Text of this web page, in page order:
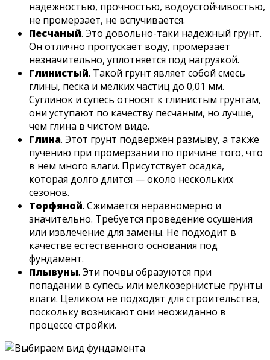
надежностью, прочностью, водоустойчивостью,
не промерзает, не вспучивается.
Песчаный. Это довольно-таки надежный грунт.
Он отлично пропускает воду, промерзает
незначительно, уплотняется под нагрузкой.
Глинистый. Такой грунт являет собой смесь
глины, песка и мелких частиц до 0,01 мм.
Суглинок и супесь относят к глинистым грунтам,
они уступают по качеству песчаным, но лучше,
чем глина в чистом виде.
Глина. Этот грунт подвержен размыву, а также
пучению при промерзании по причине того, что
в нем много влаги. Присутствует осадка,
которая долго длится — около нескольких
сезонов.
Торфяной. Сжимается неравномерно и
значительно. Требуется проведение осушения
или извлечение для замены. Не подходит в
качестве естественного основания под
фундамент.
Плывуны. Эти почвы образуются при
попадании в супесь или мелкозернистые грунты
влаги. Целиком не подходят для строительства,
поскольку возникают они неожиданно в
процессе стройки.